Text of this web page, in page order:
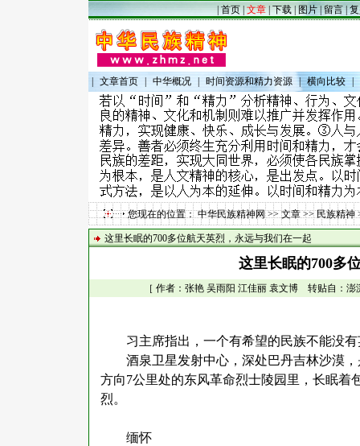
|首页|文章|下载| 图片|留言|
文章首页 中华概况 时间资源和精力资源 | 横向比较
您现在的位置：中华民族精神网>>文章>>民族精神
这里长眠的700多位航天英烈，永远与我们在一起
这里长眠的700多
［ 作者：张艳 吴雨阳 江佳丽 袁文博 转贴自：
习主席指出，一个有希望的民族不能没
酒泉卫星发射中心，深处巴丹吉林沙漠
方向7公里处的东风革命烈士陵园里，长眠着
烈。
缅怀